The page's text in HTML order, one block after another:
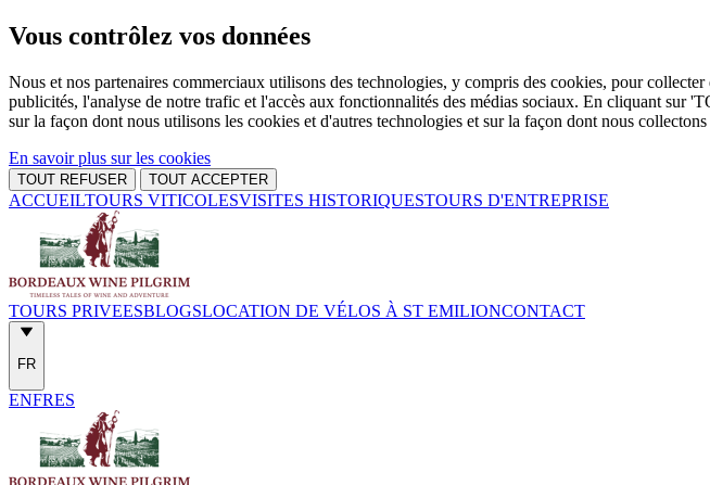
Vous contrôlez vos données
Nous et nos partenaires commerciaux utilisons des technologies, y compris des cookies, pour
publicités, l'analyse de notre trafic et l'accès aux fonctionnalités des médias sociaux. En cliquant
sur la façon dont nous utilisons les cookies et d'autres technologies et sur la façon dont nous
En savoir plus sur les cookies
TOUT REFUSER TOUT ACCEPTER
ACCUEILTOURS VITICOLESVISITES HISTORIQUESTOURS D'ENTREPRISE
TOURS PRIVEESBLOGSLOCATION DE VÉLOS À ST EMILIONCONTACT
FR
ENFRES